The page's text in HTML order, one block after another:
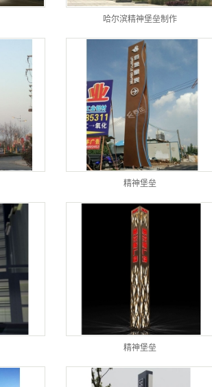
哈尔滨精神堡垒制作
精神堡垒
精神堡垒